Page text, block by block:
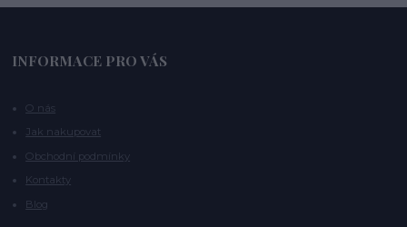
INFORMACE PRO VÁS
O nás
Jak nakupovat
Obchodní podmínky
Kontakty
Blog